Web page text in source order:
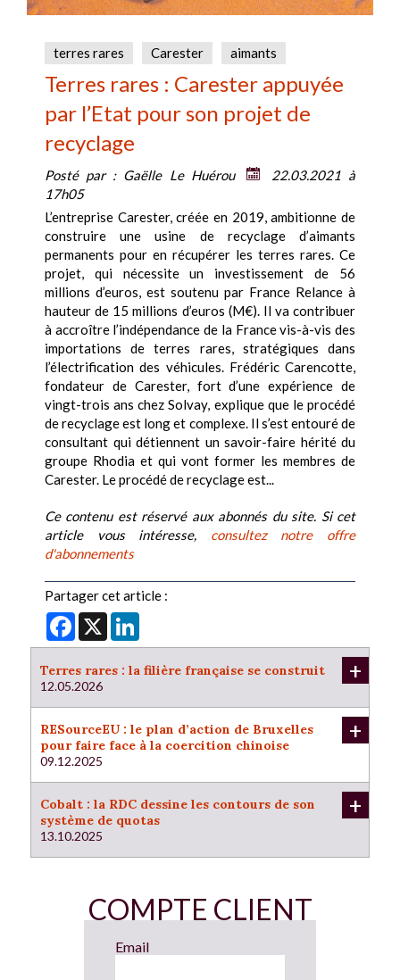
terres rares Carester aimants
Terres rares : Carester appuyée
par l’Etat pour son projet de
recyclage
Posté par : Gaëlle Le Huérou
22.03.2021 à
17h05
L’entreprise Carester, créée en 2019, ambitionne de
construire une usine de recyclage d’aimants
permanents pour en récupérer les terres rares. Ce
projet, qui nécessite un investissement de 56
millions d’euros, est soutenu par France Relance à
hauteur de 15 millions d’euros (M€). Il va contribuer
à accroître l’indépendance de la France vis-à-vis des
importations de terres rares, stratégiques dans
l’électrification des véhicules. Frédéric Carencotte,
fondateur de Carester, fort d’une expérience de
vingt-trois ans chez Solvay, explique que le procédé
de recyclage est long et complexe. Il s’est entouré de
consultant qui détiennent un savoir-faire hérité du
groupe Rhodia et qui vont former les membres de
Carester. Le procédé de recyclage est...
Ce contenu est réservé aux abonnés du site. Si cet
article vous intéresse, consultez notre offre
d'abonnements
Partager cet article :
Facebook
X
Terres rares : la filière française se construit
12.05.2026
+
RESourceEU : le plan d’action de Bruxelles
pour faire face à la coercition chinoise
09.12.2025
+
Cobalt : la RDC dessine les contours de son
système de quotas
13.10.2025
+
COMPTE CLIENT
Email